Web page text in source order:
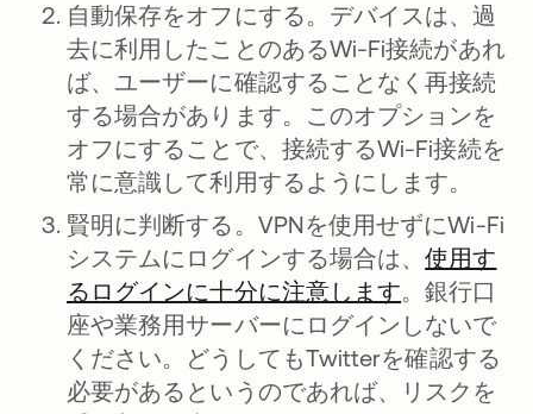
自動保存をオフにする。 デバイスは、過
去に利用したことのあるWi-Fi接続があれ
ば、ユーザーに確認することなく再接続
する場合があります。このオプションを
オフにすることで、接続するWi-Fi接続を
常に意識して利用するようにします。
賢明に判断する。 VPNを使用せずにWi-Fi
システムにログインする場合は、使用す
るログインに十分に注意します新しいタブ
。銀行口
座や業務用サーバーにログインしないで
ください。どうしてもTwitterを確認する
必要があるというのであれば、リスクを